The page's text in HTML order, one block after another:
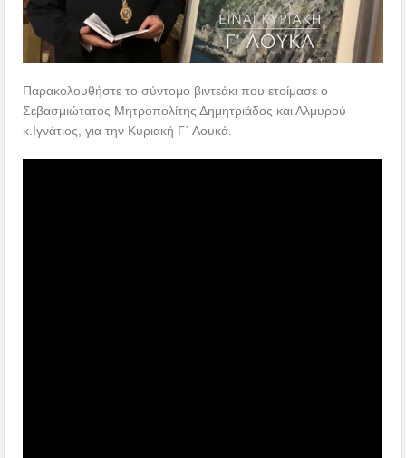
Παρακολουθήστε το σύντομο βιντεάκι που ετοίμασε ο
Σεβασμιώτατος Μητροπολίτης Δημητριάδος και Αλμυρού
κ.Ιγνάτιος, για την Κυριακή Γ΄ Λουκά.